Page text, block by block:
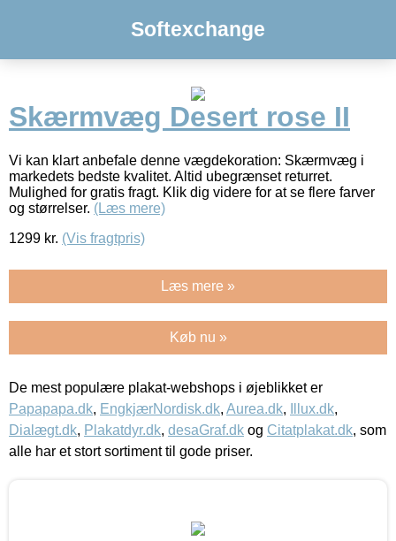
Softexchange
Skærmvæg Desert rose II
Vi kan klart anbefale denne vægdekoration: Skærmvæg i
markedets bedste kvalitet. Altid ubegrænset returret.
Mulighed for gratis fragt. Klik dig videre for at se flere farver
og størrelser. (Læs mere)
1299 kr. (Vis fragtpris)
Læs mere »
Køb nu »
De mest populære plakat-webshops i øjeblikket er
Papapapa.dk, EngkjærNordisk.dk, Aurea.dk, Illux.dk,
Dialægt.dk, Plakatdyr.dk, desaGraf.dk og Citatplakat.dk, som
alle har et stort sortiment til gode priser.